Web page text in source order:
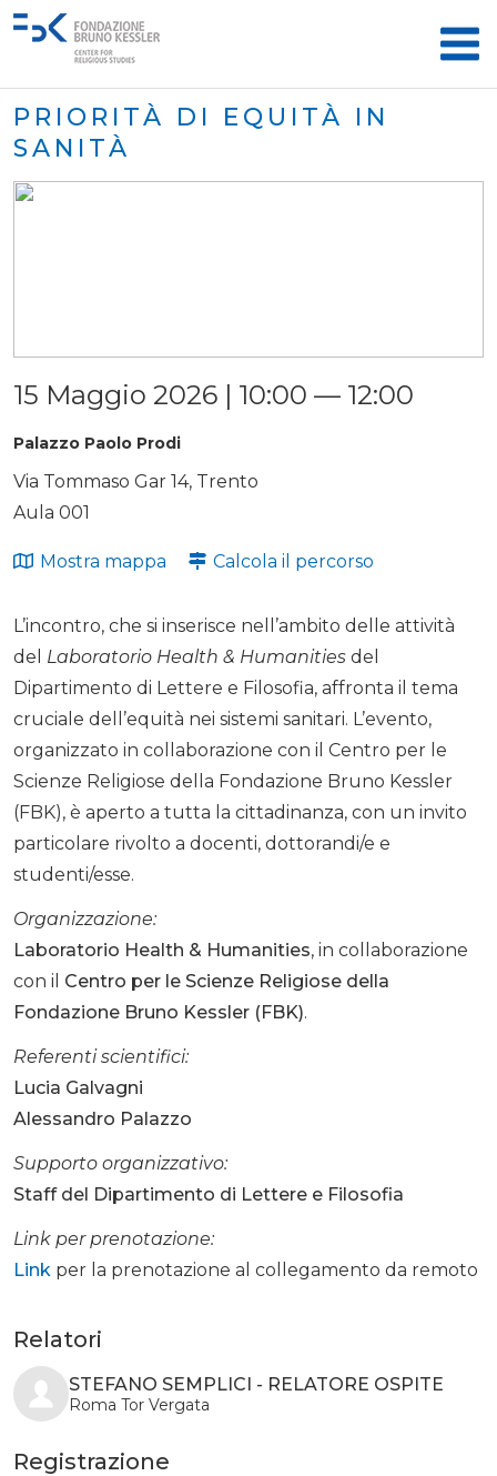
PRIORITÀ DI EQUITÀ IN
SANITÀ
15 Maggio 2026 | 10:00 — 12:00
Palazzo Paolo Prodi
Via Tommaso Gar 14, Trento
Aula 001
Mostra mappa Calcola il percorso
L’incontro, che si inserisce nell’ambito delle attività
del Laboratorio Health & Humanities del
Dipartimento di Lettere e Filosofia, affronta il tema
cruciale dell’equità nei sistemi sanitari. L’evento,
organizzato in collaborazione con il Centro per le
Scienze Religiose della Fondazione Bruno Kessler
(FBK), è aperto a tutta la cittadinanza, con un invito
particolare rivolto a docenti, dottorandi/e e
studenti/esse.
Organizzazione:
Laboratorio Health & Humanities, in collaborazione
con il Centro per le Scienze Religiose della
Fondazione Bruno Kessler (FBK).
Referenti scientifici:
Lucia Galvagni
Alessandro Palazzo
Supporto organizzativo:
Staff del Dipartimento di Lettere e Filosofia
Link per prenotazione:
Link per la prenotazione al collegamento da remoto
Relatori
STEFANO SEMPLICI - RELATORE OSPITE
Roma Tor Vergata
Registrazione